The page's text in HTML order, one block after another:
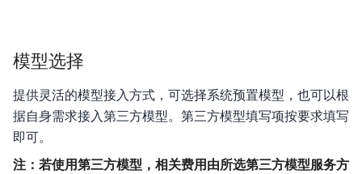
模型选择
提供灵活的模型接入方式，可选择系统预置模型，也可以根
据自身需求接入第三方模型。第三方模型填写项按要求填写
即可。
注：若使用第三方模型，相关费用由所选第三方模型服务方